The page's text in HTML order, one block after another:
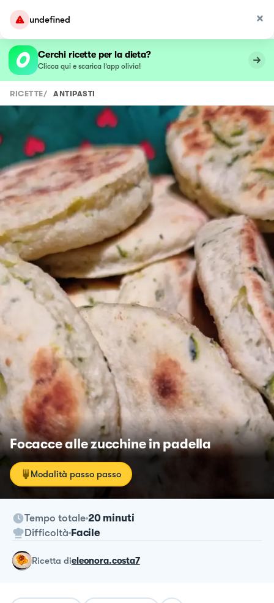
undefined
Cerchi ricette per la dieta?
Clicca qui e scarica l’app olivia!
RICETTE/ ANTIPASTI
Focacce alle zucchine in padella
Modalità passo passo
Tempo totale 20 minuti
Difficoltà Facile
ricetta dieleonora.costa7